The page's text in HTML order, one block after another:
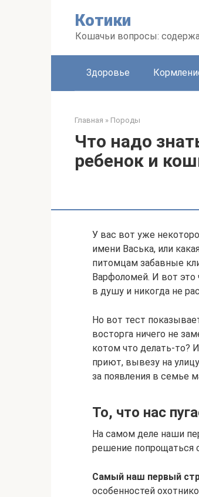
Котики
Кошачьи вопросы:
Здоровье
Главная » Породы
Что надо
ребенок и
У вас вот уже
имени Васька, или
питомцам забавные
Варфоломей. И вот
в душу и никогда не
Но вот тест
восторга ничего не
котом что делать-то?
приют, вывезу на
за появления в семье
То, что нас
На самом деле наши
решение попрощаться
Самый наш первый
особенностей